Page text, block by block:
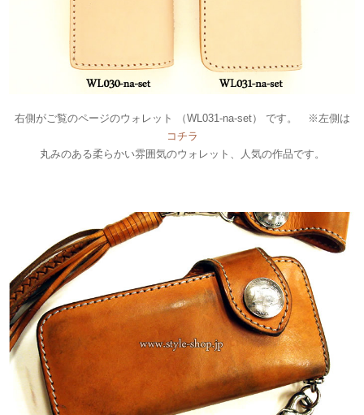
右側がご覧のページのウォレット （WL031-na-set） です。 ※左側は
コチラ
丸みのある柔らかい雰囲気のウォレット、人気の作品です。